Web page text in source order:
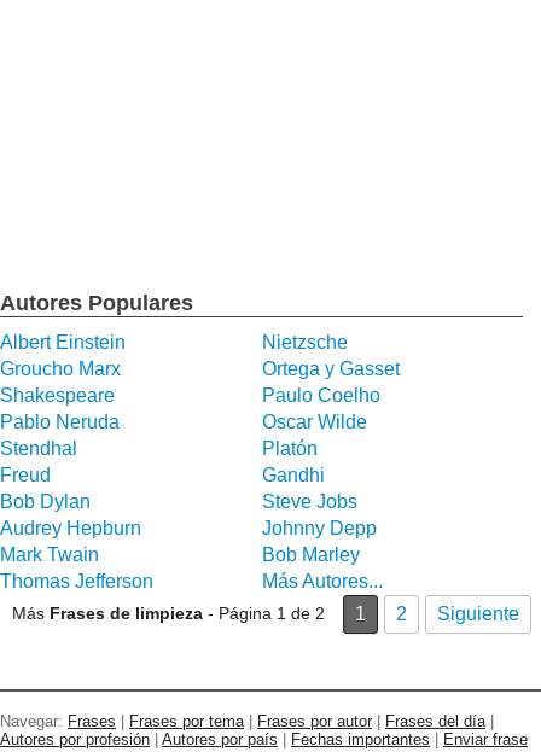
Autores Populares
Albert Einstein
Nietzsche
Groucho Marx
Ortega y Gasset
Shakespeare
Paulo Coelho
Pablo Neruda
Oscar Wilde
Stendhal
Platón
Freud
Gandhi
Bob Dylan
Steve Jobs
Audrey Hepburn
Johnny Depp
Mark Twain
Bob Marley
Thomas Jefferson
Más Autores...
Más Frases de limpieza - Página 1 de 2 1 2 Siguiente
Navegar: Frases Frases por tema| Frases por autor Frases del día|
Autores por profesión
Autores por país Fechas importantes Enviar frase